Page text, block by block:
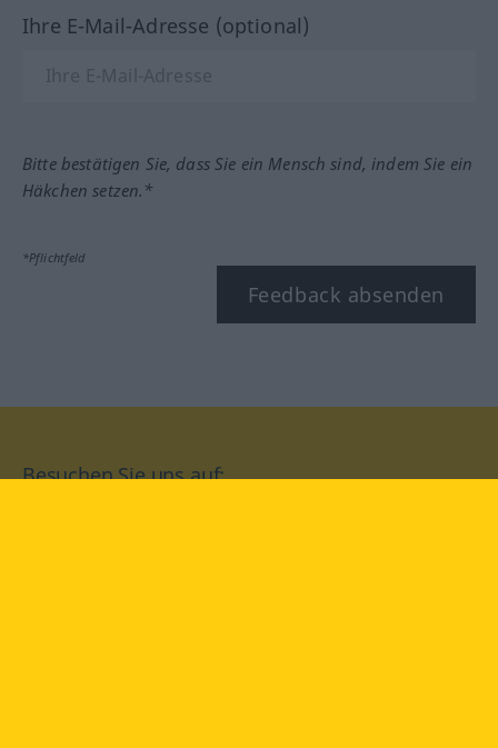
Ihre E-Mail-Adresse (optional)
Bitte bestätigen Sie, dass Sie ein Mensch sind, indem Sie ein
Häkchen setzen.*
*Pflichtfeld
Feedback absenden
Besuchen Sie uns auf: